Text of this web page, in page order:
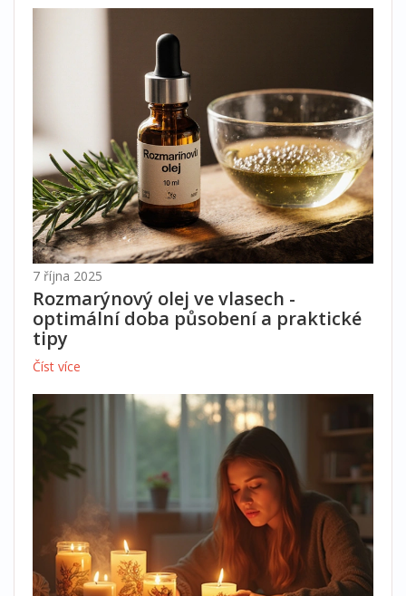
7 října 2025
Rozmarýnový olej ve vlasech -
optimální doba působení a praktické
tipy
Číst více